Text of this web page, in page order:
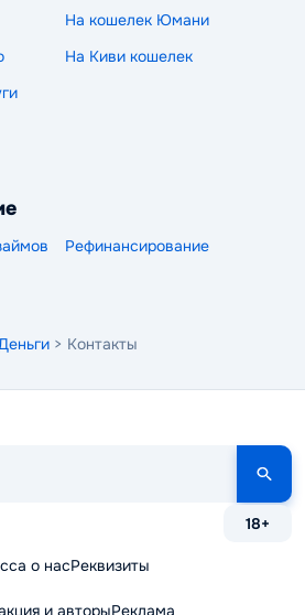
На кошелек Юмани
На Киви кошелек
Рефинансирование
> Контакты
18+
о насРеквизиты
и авторыРеклама